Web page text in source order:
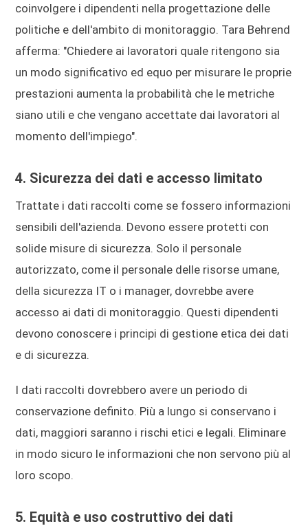
coinvolgere i dipendenti nella progettazione delle
politiche e dell'ambito di monitoraggio. Tara Behrend
afferma: "Chiedere ai lavoratori quale ritengono sia
un modo significativo ed equo per misurare le proprie
prestazioni aumenta la probabilità che le metriche
siano utili e che vengano accettate dai lavoratori al
momento dell'impiego".
4. Sicurezza dei dati e accesso limitato
Trattate i dati raccolti come se fossero informazioni
sensibili dell'azienda. Devono essere protetti con
solide misure di sicurezza. Solo il personale
autorizzato, come il personale delle risorse umane,
della sicurezza IT o i manager, dovrebbe avere
accesso ai dati di monitoraggio. Questi dipendenti
devono conoscere i principi di gestione etica dei dati
e di sicurezza.
I dati raccolti dovrebbero avere un periodo di
conservazione definito. Più a lungo si conservano i
dati, maggiori saranno i rischi etici e legali. Eliminare
in modo sicuro le informazioni che non servono più al
loro scopo.
5. Equità e uso costruttivo dei dati